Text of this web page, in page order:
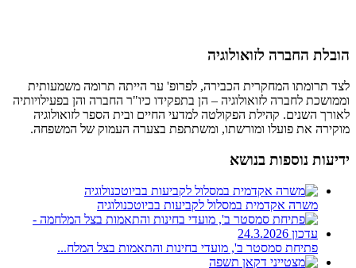
הובלת החברה לזואולוגיה
לצד תרומתו המחקרית הכבירה, לפרופ' ער הייתה תרומה משמעותית
וממושכת לחברה לזואולוגיה – הן בתפקידו כיו"ר החברה והן בפעילויותיה
לאורך השנים. קהילת הפקולטה למדעי החיים ובית הספר לזואולוגיה
מוקירה את פועלו ומורשתו, ומשתתפת בצערה העמוק של המשפחה.
ידיעות נוספות בנושא
משרה אקדמית במסלול לקביעות בביוטכנולוגיה
פתיחת סמסטר ב', מועדי בחינות והתאמות בצל המלח...